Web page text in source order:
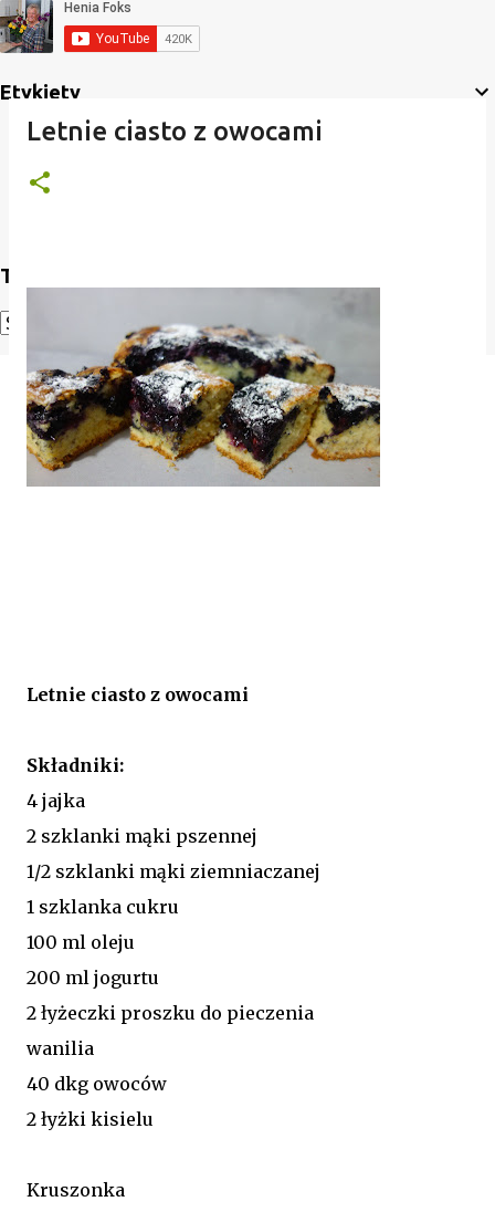
Etykiety
Translate
Translate
Letnie ciasto z owocami
Letnie ciasto z owocami
Składniki:
4 jajka
2 szklanki mąki pszennej
1/2 szklanki mąki ziemniaczanej
1 szklanka cukru
100 ml oleju
200 ml jogurtu
2 łyżeczki proszku do pieczenia
wanilia
40 dkg owoców
2 łyżki kisielu
Kruszonka